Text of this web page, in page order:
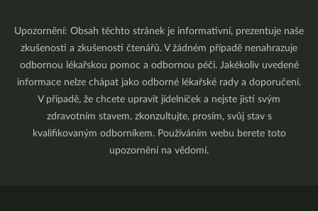
Upozornění: Obsah těchto stránek je informativní, prezentuje naše
zkušenosti a zkušenosti čtenářů. V žádném případě nenahrazuje
odbornou lékařskou pomoc a odbornou péči. Jakékoliv uvedené
informace nelze chápat jako odborné lékařské rady a doporučení.
V případě, že chcete upravit jídelníček a nejste jistí svým
zdravotním stavem, zkonzultujte, prosím, svůj stav s
kvalifikovaným odborníkem. Používáním webu berete toto
upozornění na vědomí.